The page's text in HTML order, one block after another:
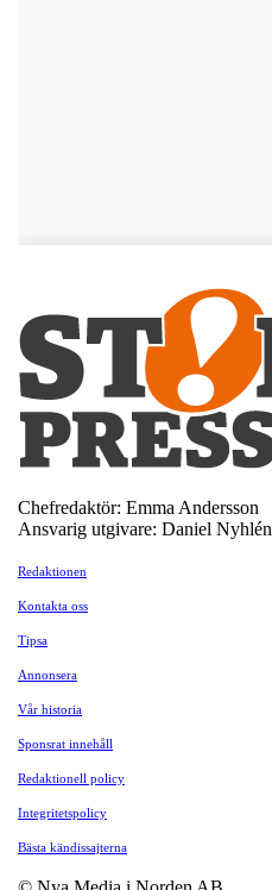
Chefredaktör: Emma Andersson
Ansvarig utgivare: Daniel Nyhlén
Redaktionen
Kontakta oss
Tipsa
Annonsera
Vår historia
Sponsrat innehåll
Redaktionell policy
Integritetspolicy
Bästa kändissajterna